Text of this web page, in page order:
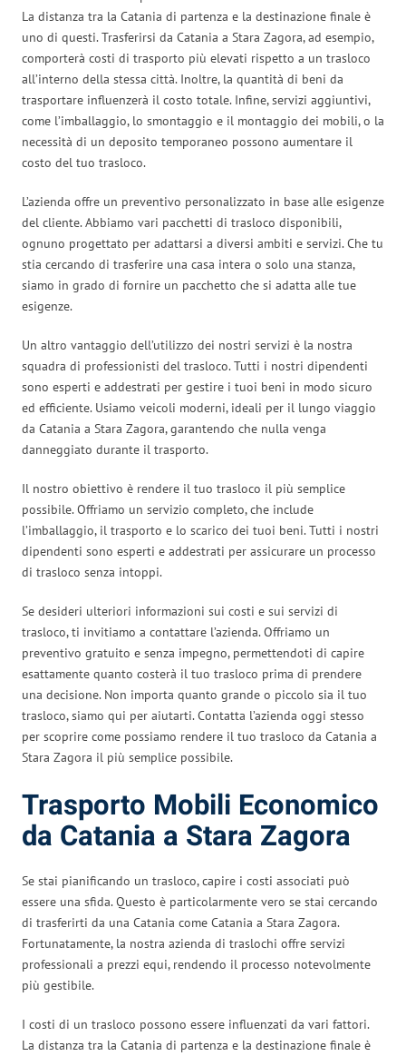
La distanza tra la Catania di partenza e la destinazione finale è
uno di questi. Trasferirsi da Catania a Stara Zagora, ad esempio,
comporterà costi di trasporto più elevati rispetto a un trasloco
all’interno della stessa città. Inoltre, la quantità di beni da
trasportare influenzerà il costo totale. Infine, servizi aggiuntivi,
come l’imballaggio, lo smontaggio e il montaggio dei mobili, o la
necessità di un deposito temporaneo possono aumentare il
costo del tuo trasloco.
L’azienda offre un preventivo personalizzato in base alle esigenze
del cliente. Abbiamo vari pacchetti di trasloco disponibili,
ognuno progettato per adattarsi a diversi ambiti e servizi. Che tu
stia cercando di trasferire una casa intera o solo una stanza,
siamo in grado di fornire un pacchetto che si adatta alle tue
esigenze.
Un altro vantaggio dell’utilizzo dei nostri servizi è la nostra
squadra di professionisti del trasloco. Tutti i nostri dipendenti
sono esperti e addestrati per gestire i tuoi beni in modo sicuro
ed efficiente. Usiamo veicoli moderni, ideali per il lungo viaggio
da Catania a Stara Zagora, garantendo che nulla venga
danneggiato durante il trasporto.
Il nostro obiettivo è rendere il tuo trasloco il più semplice
possibile. Offriamo un servizio completo, che include
l’imballaggio, il trasporto e lo scarico dei tuoi beni. Tutti i nostri
dipendenti sono esperti e addestrati per assicurare un processo
di trasloco senza intoppi.
Se desideri ulteriori informazioni sui costi e sui servizi di
trasloco, ti invitiamo a contattare l’azienda. Offriamo un
preventivo gratuito e senza impegno, permettendoti di capire
esattamente quanto costerà il tuo trasloco prima di prendere
una decisione. Non importa quanto grande o piccolo sia il tuo
trasloco, siamo qui per aiutarti. Contatta l’azienda oggi stesso
per scoprire come possiamo rendere il tuo trasloco da Catania a
Stara Zagora il più semplice possibile.
Trasporto Mobili Economico
da Catania a Stara Zagora
Se stai pianificando un trasloco, capire i costi associati può
essere una sfida. Questo è particolarmente vero se stai cercando
di trasferirti da una Catania come Catania a Stara Zagora.
Fortunatamente, la nostra azienda di traslochi offre servizi
professionali a prezzi equi, rendendo il processo notevolmente
più gestibile.
I costi di un trasloco possono essere influenzati da vari fattori.
La distanza tra la Catania di partenza e la destinazione finale è